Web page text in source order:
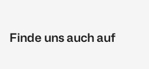
Finde uns auch auf